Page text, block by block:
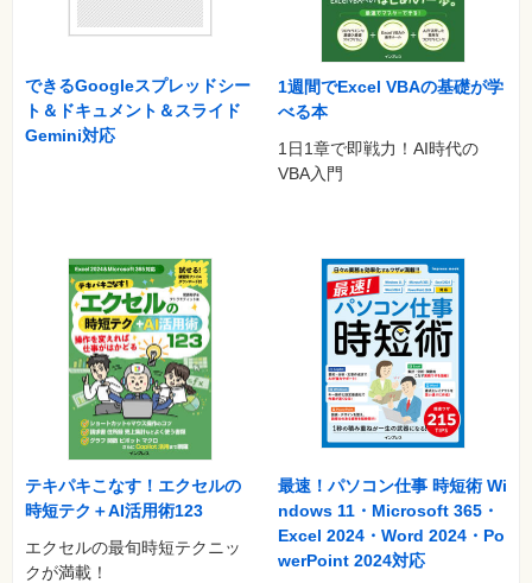
できるGoogleスプレッドシー
ト＆ドキュメント＆スライド
Gemini対応
1週間でExcel VBAの基礎が学
べる本
1日1章で即戦力！AI時代の
VBA入門
テキパキこなす！エクセルの
時短テク＋AI活用術123
エクセルの最旬時短テクニッ
クが満載！
最速！パソコン仕事 時短術 Wi
ndows 11・Microsoft 365・
Excel 2024・Word 2024・Po
werPoint 2024対応